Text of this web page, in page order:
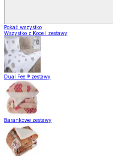
Pokaż wszystko
Wszystko z Koce i zestawy
Dual Feel® zestawy
Barankowe zestawy